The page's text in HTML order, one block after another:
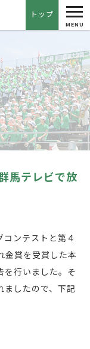
トップ
MENU
馬テレビで放
ンテストと第４
金賞を受賞した本
を行いました。そ
ましたので、下記